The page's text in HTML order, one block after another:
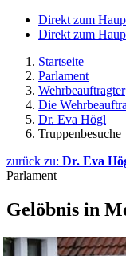
Direkt zum
Direkt zum
Startseite
Parlament
Wehrbeauftragter
Die
Dr. Eva Högl
Truppenbesuche
zurück zu: Dr. Eva
Parlament
Gelöbnis in